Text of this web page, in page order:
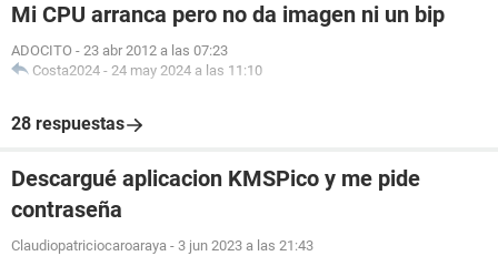
Mi CPU arranca pero no da imagen ni un bip
ADOCITO - 23 abr 2012 a las 07:23
Costa2024 - 24 may 2024 a las 11:10
28 respuestas
Descargué aplicacion KMSPico y me pide
contraseña
Claudiopatriciocaroaraya - 3 jun 2023 a las 21:43